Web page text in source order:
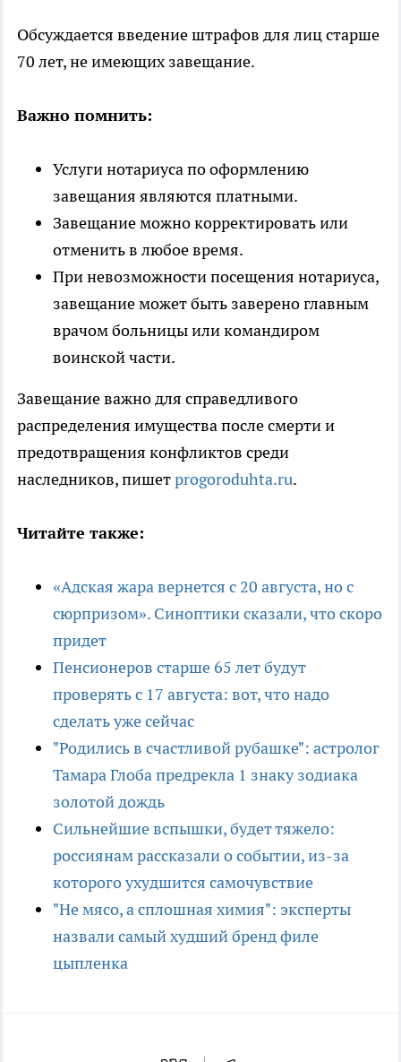
Обсуждается введение штрафов для лиц старше
70 лет, не имеющих завещание.
Важно помнить:
Услуги нотариуса по оформлению
завещания являются платными.
Завещание можно корректировать или
отменить в любое время.
При невозможности посещения нотариуса,
завещание может быть заверено главным
врачом больницы или командиром
воинской части.
Завещание важно для справедливого
распределения имущества после смерти и
предотвращения конфликтов среди
наследников, пишетprogoroduhta.ru.
Читайте также:
«Адская жара вернется с 20 августа, но с
сюрпризом». Синоптики сказали, что скоро
придет
Пенсионеров старше 65 лет будут
проверять с 17 августа: вот, что надо
сделать уже сейчас
"Родились в счастливой рубашке": астролог
Тамара Глоба предрекла 1 знаку зодиака
золотой дождь
Сильнейшие вспышки, будет тяжело:
россиянам рассказали о событии, из-за
которого ухудшится самочувствие
"Не мясо, а сплошная химия": эксперты
назвали самый худший бренд филе
цыпленка